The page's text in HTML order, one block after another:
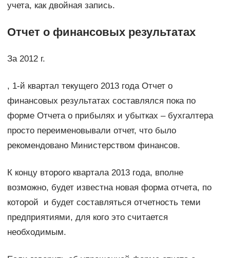
учета, как двойная запись.
Отчет о финансовых результатах
За 2012 г.
, 1-й квартал текущего 2013 года Отчет о
финансовых результатах составлялся пока по
форме Отчета о прибылях и убытках – бухгалтера
просто переименовывали отчет, что было
рекомендовано Министерством финансов.
К концу второго квартала 2013 года, вполне
возможно, будет известна новая форма отчета, по
которой и будет составляться отчетность теми
предприятиями, для кого это считается
необходимым.